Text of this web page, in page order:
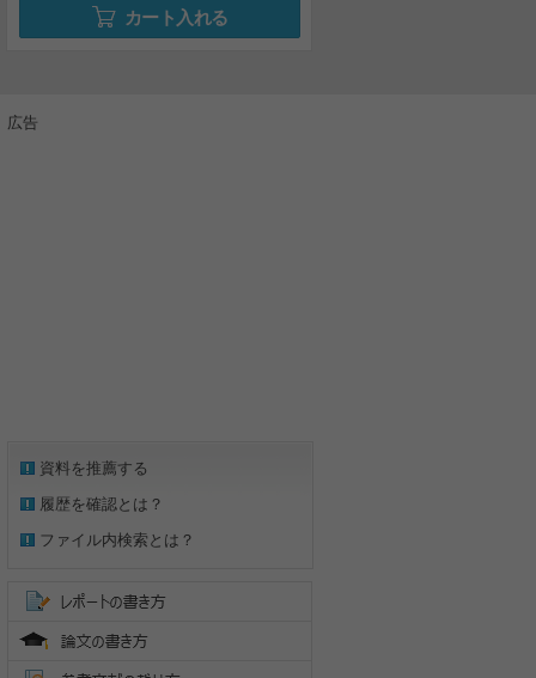
カート入れる
広告
資料を推薦する
履歴を確認とは？
ファイル内検索とは？